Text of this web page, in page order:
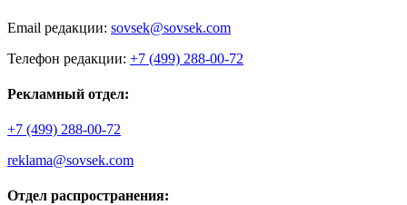
Email редакции: sovsek@sovsek.com
Телефон редакции: +7 (499) 288-00-72
Рекламный отдел:
+7 (499) 288-00-72
reklama@sovsek.com
Отдел распространения: